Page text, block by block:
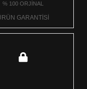
% 100 ORJİNAL
GARANTİSİ